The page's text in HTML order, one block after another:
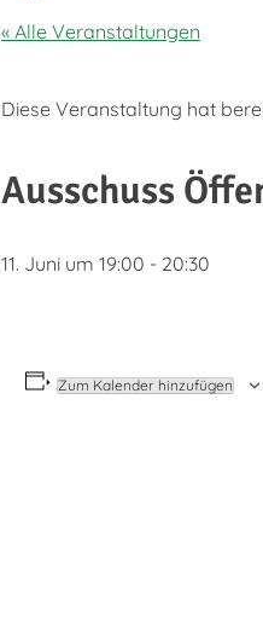
« Alle Veranstaltungen
Diese Veranstaltung hat
Ausschuss
11. Juni um 19:00 - 20:30
Zum Kalender hinzufügen